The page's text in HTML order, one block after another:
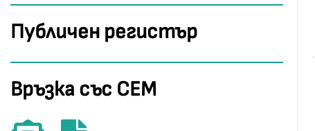
Публичен регистър
Връзка със СЕМ